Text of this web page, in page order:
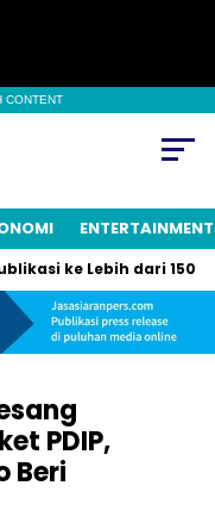
CONTENT
ENTERTAINMENT
Lebih dari 150 Media
PDIP,
Beri